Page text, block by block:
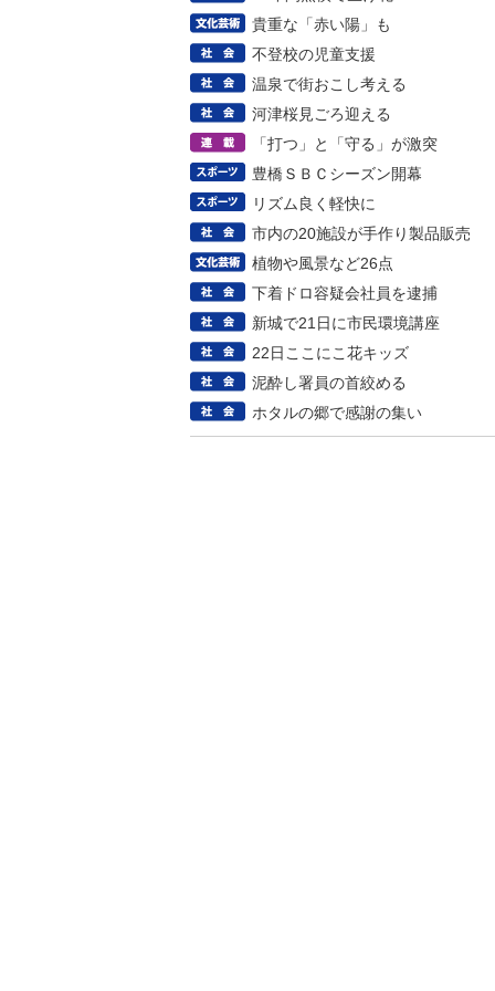
貴重な「赤い陽」も
不登校の児童支援
温泉で街おこし考える
河津桜見ごろ迎える
「打つ」と「守る」が激突
豊橋ＳＢＣシーズン開幕
リズム良く軽快に
市内の20施設が手作り製品販売
植物や風景など26点
下着ドロ容疑会社員を逮捕
新城で21日に市民環境講座
22日ここにこ花キッズ
泥酔し署員の首絞める
ホタルの郷で感謝の集い